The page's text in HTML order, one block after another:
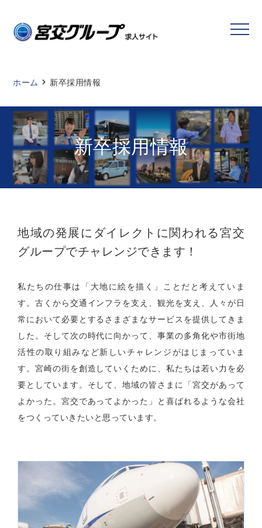
ホーム 新卒採用情報
新卒採用情報
地域の発展にダイレクトに関われる宮交
グループでチャレンジできます！
私たちの仕事は「大地に絵を描く」ことだと考えていま
す。古くから交通インフラを支え、観光を支え、人々が日
常において必要とするさまざまなサービスを提供してきま
した。そして次の時代に向かって、事業の多角化や市街地
活性の取り組みなど新しいチャレンジがはじまっていま
す。宮崎の街を創造していくために、私たちは若い力を必
要としています。そして、地域の皆さまに「宮交があって
よかった。宮交であってよかった」と喜ばれるような会社
をつくっていきたいと思っています。